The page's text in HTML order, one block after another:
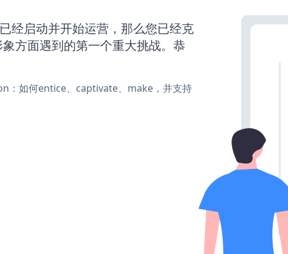
经启动并开始运营，那么您已经克
方面遇到的第一个重大挑战。恭
：如何entice、captivate、make，并支持